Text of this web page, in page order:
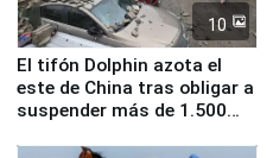
10
El tifón Dolphin azota el
este de China tras obligar a
suspender más de 1.500